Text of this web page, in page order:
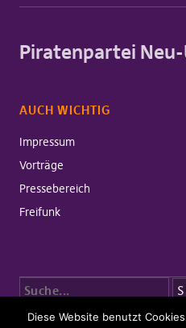
Piratenpartei
AUCH WICHTIG
Impressum
Vorträge
Pressebereich
Freifunk
Copyright © 2026 Piratenpartei
Diese Website benutzt